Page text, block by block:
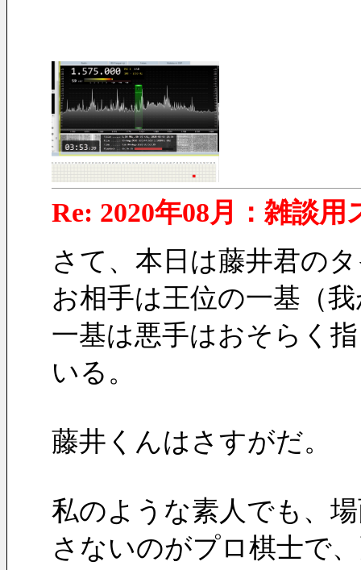
Re: 2020年08月：雑談用
さて、本日は藤井君の
お相手は王位の一基（
一基は悪手はおそらく
いる。
藤井くんはさすがだ。
私のような素人でも、
さないのがプロ棋士で